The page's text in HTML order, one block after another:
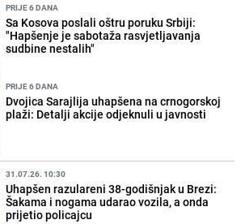
PRIJE 6 DANA
Sa Kosova poslali oštru poruku Srbiji:
"Hapšenje je sabotaža rasvjetljavanja
sudbine nestalih"
PRIJE 6 DANA
Dvojica Sarajlija uhapšena na crnogorskoj
plaži: Detalji akcije odjeknuli u javnosti
31.07.26. 10:30
Uhapšen razulareni 38-godišnjak u Brezi:
Šakama i nogama udarao vozila, a onda
prijetio policajcu